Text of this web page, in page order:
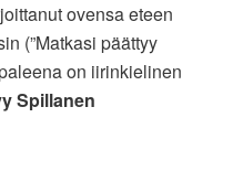
ovensa eteen
(”Matkasi päättyy
on iirinkielinen
Spillanen